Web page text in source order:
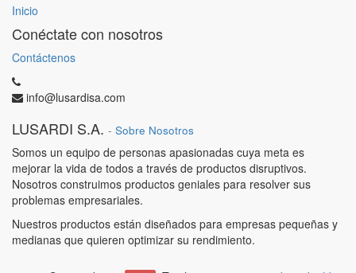
Inicio
Conéctate con nosotros
Contáctenos
info@lusardisa.com
LUSARDI S.A. - Sobre Nosotros
Somos un equipo de personas apasionadas cuya meta es
mejorar la vida de todos a través de productos disruptivos.
Nosotros construimos productos geniales para resolver sus
problemas empresariales.
Nuestros productos están diseñados para empresas pequeñas y
medianas que quieren optimizar su rendimiento.